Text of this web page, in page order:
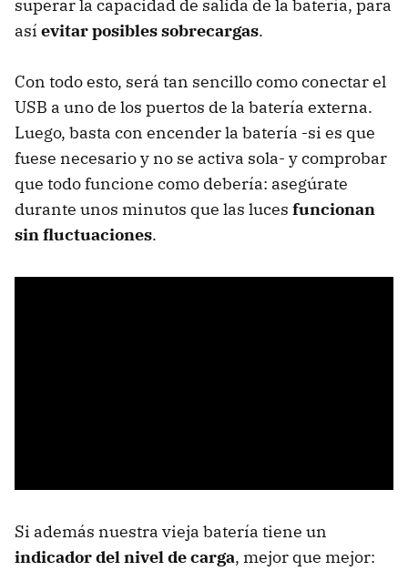
superar la capacidad de salida de la batería, para
así evitar posibles sobrecargas.
Con todo esto, será tan sencillo como conectar el
USB a uno de los puertos de la batería externa.
Luego, basta con encender la batería -si es que
fuese necesario y no se activa sola- y comprobar
que todo funcione como debería: asegúrate
durante unos minutos que las luces funcionan
sin fluctuaciones.
Si además nuestra vieja batería tiene un
indicador del nivel de carga, mejor que mejor: